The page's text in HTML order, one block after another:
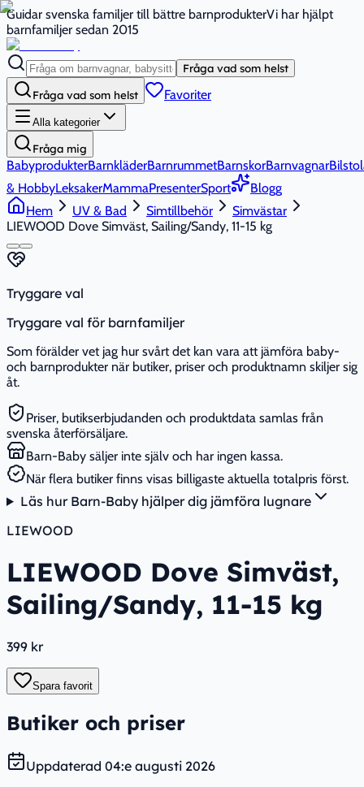
Guidar svenska familjer till bättre barnprodukterVi har hjälpt
barnfamiljer sedan 2015
Fråga vad som helst
Fråga vad som helst Favoriter
Alla kategorier
Fråga mig
BabyprodukterBarnkläderBarnrummetBarnskorBarnvagnar
& HobbyLeksakerMammaPresenterSport
Blogg
Hem
UV & Bad Simtillbehör
Simvästar
LIEWOOD Dove Simväst, Sailing/Sandy, 11-15 kg
Tryggare val
Tryggare val för barnfamiljer
Som förälder vet jag hur svårt det kan vara att jämföra baby-
och barnprodukter när butiker, priser och produktnamn skiljer sig
åt.
Priser, butikserbjudanden och produktdata samlas från
svenska återförsäljare.
Barn-Baby säljer inte själv och har ingen kassa.
När flera butiker finns visas billigaste aktuella totalpris först.
Läs hur Barn-Baby hjälper dig jämföra lugnare
LIEWOOD
LIEWOOD Dove Simväst,
Sailing/Sandy, 11-15 kg
399 kr
Spara favorit
Butiker och priser
Uppdaterad 04:e augusti 2026